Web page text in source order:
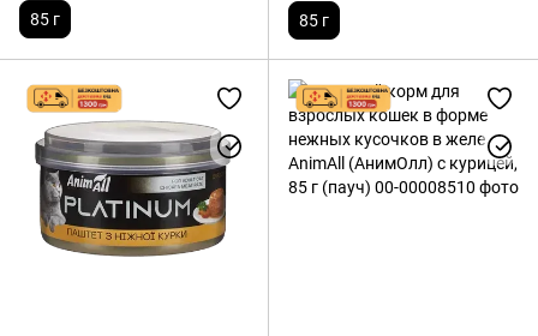
85 г 85 г